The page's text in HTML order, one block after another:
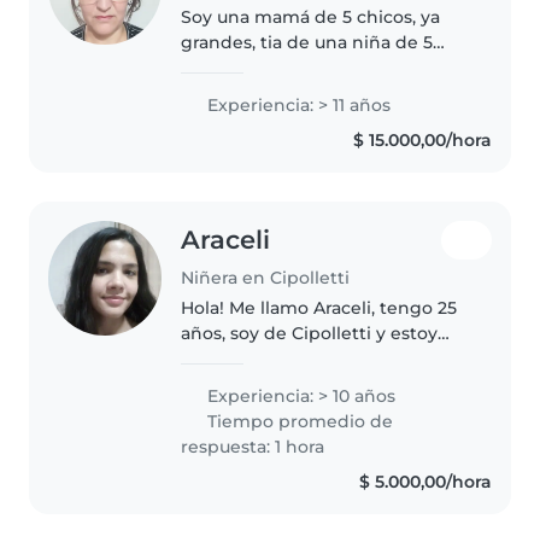
Soy una mamá de 5 chicos, ya
grandes, tia de una niña de 5
en cuidado de niños, soy
paciente, creativa y tengo
mucha afinidad con niños, y
Experiencia: > 11 años
$ 15.000,00/hora
Araceli
Niñera en Cipolletti
Hola! Me llamo Araceli, tengo 25
años, soy de Cipolletti y estoy
disponible a la mañana hasta el
mediodía de lunes a viernes.
Desde los 14 años cuide..
Experiencia: > 10 años
Tiempo promedio de
respuesta: 1 hora
$ 5.000,00/hora